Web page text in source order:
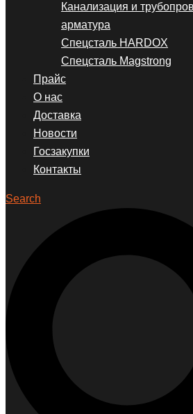
Канализация и
арматура
Спецсталь HARDOX
Спецсталь Magstrong
Прайс
О нас
Доставка
Новости
Госзакупки
Контакты
Search